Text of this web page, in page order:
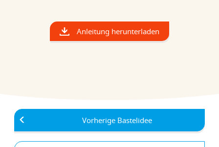
Anleitung herunterladen
Vorherige Bastelidee